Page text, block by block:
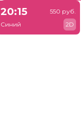
20:15
Синий
550 руб.
2D